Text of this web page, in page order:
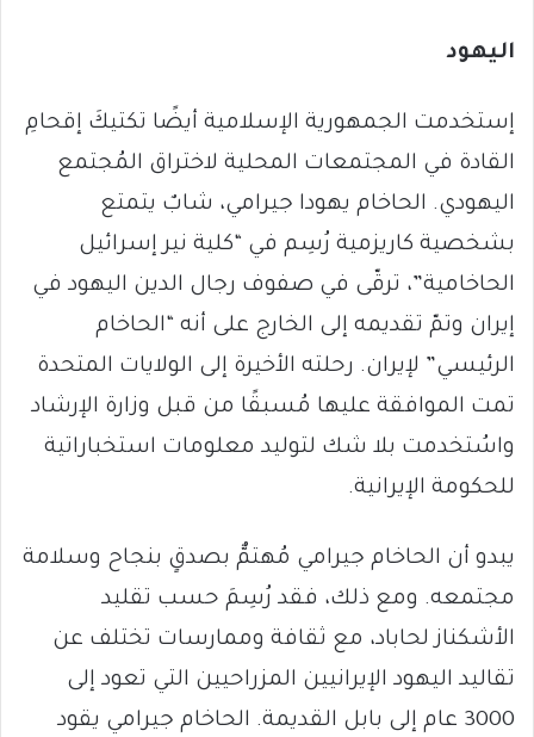
اليهود
إستخدمت الجمهورية الإسلامية أيضًا تكتيكَ إقحامِ
القادة في المجتمعات المحلية لاختراق المُجتمع
اليهودي. الحاخام يهودا جيرامي، شابٌ يتمتع
بشخصية كاريزمية رُسِم في “كلية نير إسرائيل
الحاخامية”، ترقّى في صفوف رجال الدين اليهود في
إيران وتمّ تقديمه إلى الخارج على أنه “الحاخام
الرئيسي” لإيران. رحلته الأخيرة إلى الولايات المتحدة
تمت الموافقة عليها مُسبقًا من قبل وزارة الإرشاد
واسُتخدمت بلا شك لتوليد معلومات استخباراتية
للحكومة الإيرانية.
يبدو أن الحاخام جيرامي مُهتمٌّ بصدقٍ بنجاح وسلامة
مجتمعه. ومع ذلك، فقد رُسِمَ حسب تقليد
الأشكناز لحاباد، مع ثقافة وممارسات تختلف عن
تقاليد اليهود الإيرانيين المزراحيين التي تعود إلى
3000 عام إلى بابل القديمة. الحاخام جيرامي يقود